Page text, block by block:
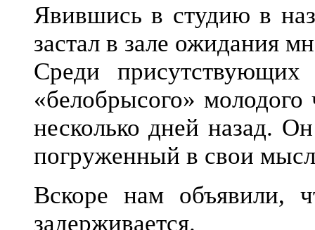
Явившись в студию в
застал в зале ожидания
Среди
«белобрысого» молодого
несколько дней назад.
погруженный в свои
Вскоре нам объявили,
задерживается.